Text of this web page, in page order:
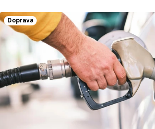
Doprava